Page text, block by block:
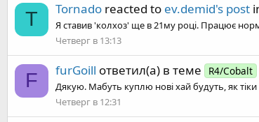
T Tornado reacted to ev.demid's post
Я ставив 'колхоз' ще в 21му році. Працює
Четверг в 13:13
F furGoill ответил(а) в теме R4/Cobalt
Дякую. Мабуть куплю нові хай будуть, як
Четверг в 12:31